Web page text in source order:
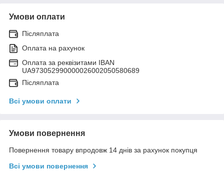
Умови оплати
Післяплата
Оплата на рахунок
Оплата за реквізитами IBAN
UA973052990000026002050580689
Післяплата
Всі умови оплати
Умови повернення
Повернення товару впродовж 14 днів за рахунок покупця
Всі умови повернення